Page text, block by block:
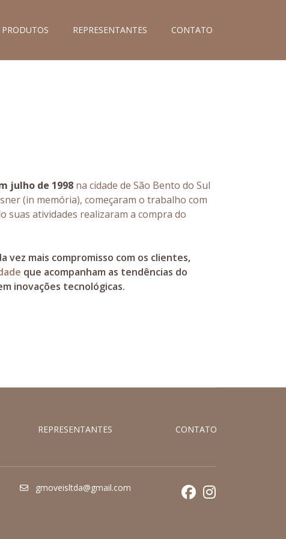
PRODUTOS REPRESENTANTES CONTATO
julho de 1998 na cidade de São Bento do Sul
(in memória), começaram o trabalho com
suas atividades realizaram a compra do
vez mais compromisso com os clientes,
que acompanham as tendências do
inovações tecnológicas.
REPRESENTANTES CONTATO
gmoveisltda@gmail.com